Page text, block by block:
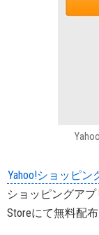
Yahoo!ショッピン
ショッピングアプ
Storeにて無料配